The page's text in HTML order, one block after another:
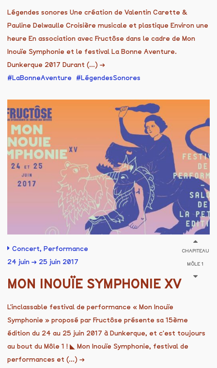
Légendes sonores Une création de Valentin Carette &
Pauline Delwaulle Croisière musicale et plastique Environ une
heure En association avec Fructôse dans le cadre de Mon
Inouïe Symphonie et le festival La Bonne Aventure.
Dunkerque 2017 Durant (...) →
LaBonneAventure
LégendesSonores
Concert, Performance
24 juin → 25 juin 2017
CHAPITEAU
MÔLE 1
MON INOUÏE SYMPHONIE XV
L'inclassable festival de performance « Mon Inouïe
Symphonie » proposé par Fructôse présente sa 15ème
édition du 24 au 25 juin 2017 à Dunkerque, et c'est toujours
au bout du Môle 1 ! ◣ Mon Inouïe Symphonie, festival de
performances et (...) →